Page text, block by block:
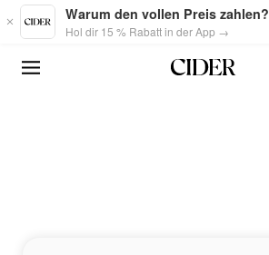
Skip to main content
Warum den vollen Preis zahlen?
Hol dir 15 % Rabatt in der App →